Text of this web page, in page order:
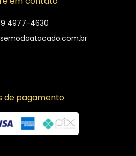
9 4977-4630
de pagamento